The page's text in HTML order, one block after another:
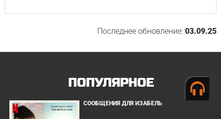
Последнее обновление:03.09.25
ПОПУЛЯРНОЕ
СООБЩЕНИЯ ДЛЯ ИЗАБЕЛЬ